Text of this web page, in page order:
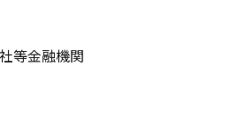
等金融機関